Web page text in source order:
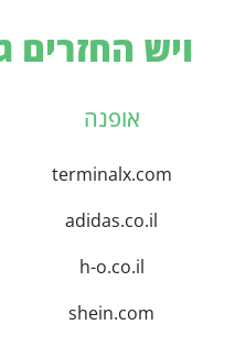
ויש החזרים
אופנה
terminalx.com
adidas.co.il
h-o.co.il
shein.com